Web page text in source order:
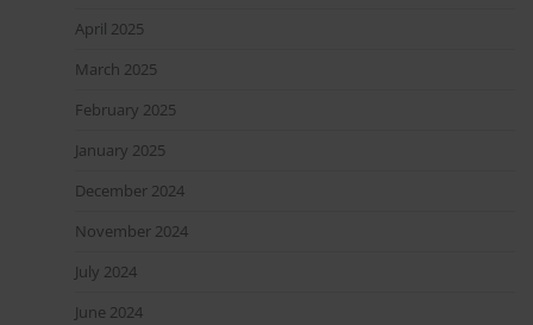
April 2025
March 2025
February 2025
January 2025
December 2024
November 2024
July 2024
June 2024